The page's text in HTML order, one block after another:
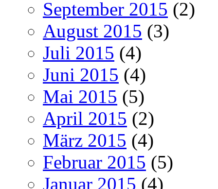
September 2015 (2)
August 2015 (3)
Juli 2015 (4)
Juni 2015 (4)
Mai 2015 (5)
April 2015 (2)
März 2015 (4)
Februar 2015 (5)
Januar 2015 (4)